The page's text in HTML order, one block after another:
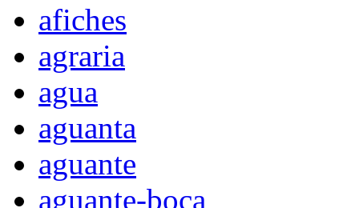
afiches
agraria
agua
aguanta
aguante
aguante-boca